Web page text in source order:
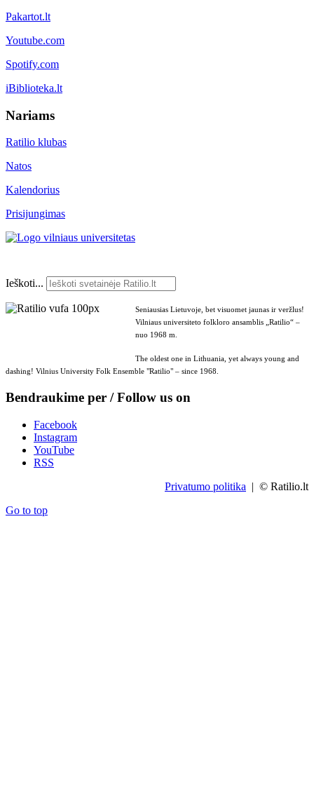
Pakartot.lt
Youtube.com
Spotify.com
iBiblioteka.lt
Nariams
Ratilio klubas
Natos
Kalendorius
Prisijungimas
Ieškoti...
Seniausias Lietuvoje, bet visuomet jaunas ir veržlus!
Vilniaus universiteto folkloro ansamblis „Ratilio“ –
nuo 1968 m.
The oldest one in Lithuania, yet always young and
dashing! Vilnius University Folk Ensemble "Ratilio" – since 1968.
Bendraukime per / Follow us on
Facebook
Instagram
YouTube
RSS
Privatumo politika | © Ratilio.lt
Go to top